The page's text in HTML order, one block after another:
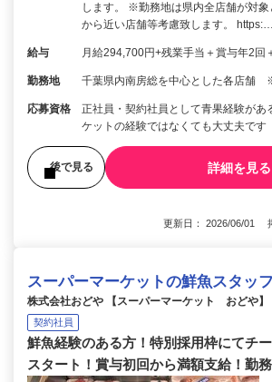
します。 ※勤務地は県内全店舗が対
から近い店舗等考慮致します。 https:…
給与 月給294,700円+残業手当＋賞与年2回
勤務地 千葉県内南房総を中心とした各店舗
応募資格
正社員・契約社員として青果経験が
ケットの経験ではなくても大丈夫です
後で見る 詳細を見る
更新日： 2026/06/01
スーパーマーケットの鮮魚スタッフ
株式会社おどや 【スーパーマーケット おどや】
契約社員
鮮魚経験のある方！特別採用枠にてチ
スタート！賞与初回から満額支給！勤